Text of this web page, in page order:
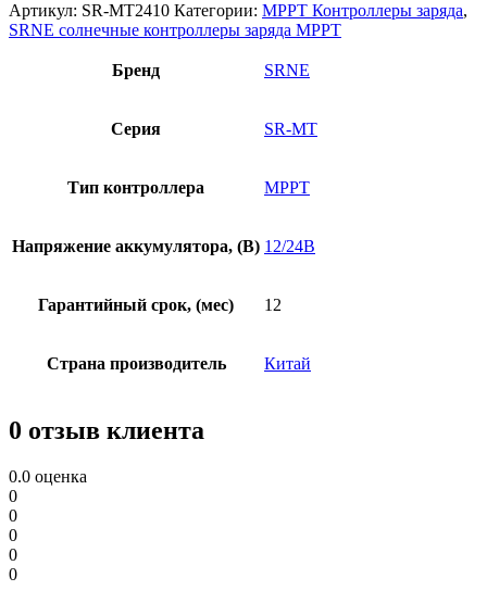
Артикул: SR-MT2410 Категории: MPPT Контроллеры заряда,
SRNE солнечные контроллеры заряда MPPT
Бренд SRNE
Серия SR-MT
Тип контроллера MPPT
Напряжение аккумулятора, (В) 12/24В
Гарантийный срок, (мес) 12
Страна производитель Китай
0 отзыв клиента
0.0 оценка
0
0
0
0
0